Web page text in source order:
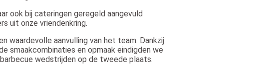
ook bij cateringen geregeld aangevuld
uit onze vriendenkring.
waardevolle aanvulling van het team. Dankzij
smaakcombinaties en opmaak eindigden we
wedstrijden op de tweede plaats.